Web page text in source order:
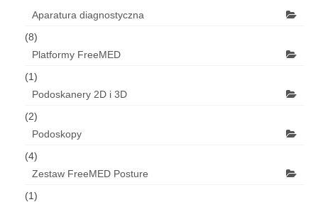
Aparatura diagnostyczna
(8)
Platformy FreeMED
(1)
Podoskanery 2D i 3D
(2)
Podoskopy
(4)
Zestaw FreeMED Posture
(1)